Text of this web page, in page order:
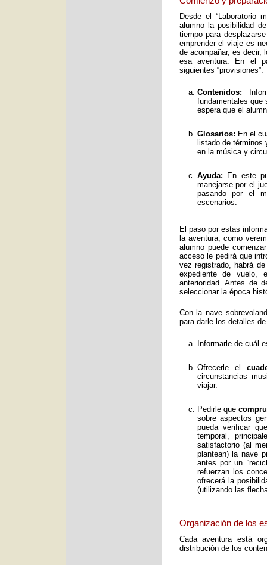
Desde el “Laboratorio
alumno la posibilidad
tiempo para
emprender el viaje es
de acompañar, es decir,
esa aventura. En el
siguientes “provisiones”:
Contenidos:
fundamentales que
espera que el
Glosarios: En el
listado de
en la música y
Ayuda: En este
manejarse por el
pasando por el
escenarios.
El paso por estas
la aventura, como
alumno puede
acceso le pedirá que
vez registrado, habrá
expediente de vuelo,
anterioridad. Antes de
seleccionar la época
Con la nave
para darle los detalles
Informarle de cuál
Ofrecerle el
circunstancias
viajar.
Pedirle que
sobre aspectos
pueda verificar
temporal,
satisfactorio (al
plantean) la nave
antes por un
refuerzan los
ofrecerá la
(utilizando las
Organización de los
Cada aventura está
distribución de los